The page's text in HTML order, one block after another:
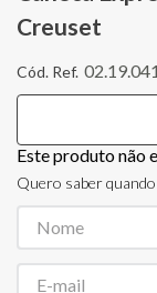
Creuset
Este produto não
Quero saber